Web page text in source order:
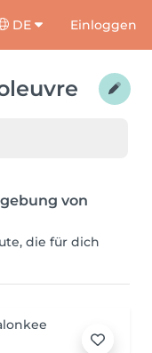
DE Einloggen
von
die für dich